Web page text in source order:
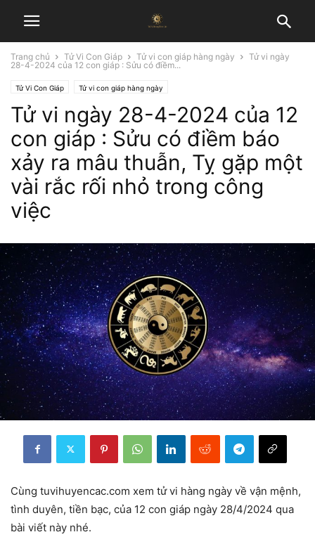
Trang chủ Tử Vi Con Giáp Tử vi con giáp hàng ngày
Tử vi ngày
28-4-2024 của 12 con giáp : Sửu có điềm...
Tử Vi Con Giáp Tử vi con giáp hàng ngày
Tử vi ngày 28-4-2024 của 12
con giáp : Sửu có điềm báo
xảy ra mâu thuẫn, Tỵ gặp một
vài rắc rối nhỏ trong công
việc
Cùng tuvihuyencac.com xem tử vi hàng ngày về vận mệnh,
tình duyên, tiền bạc, của 12 con giáp ngày 28/4/2024 qua
bài viết này nhé.